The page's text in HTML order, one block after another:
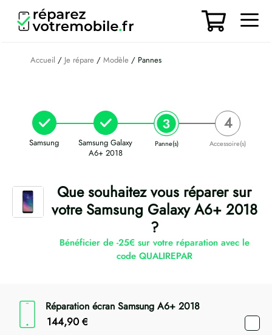
contenu
Accueil / Je répare / Modèle / Pannes
Samsung
Samsung Galaxy
A6+ 2018
Panne(s) Accessoire(s)
Que souhaitez vous réparer sur
votre Samsung Galaxy A6+ 2018
?
Bénéficier de -25€ sur votre réparation avec le
code QUALIREPAR
Réparation écran Samsung A6+ 2018
144,90 €